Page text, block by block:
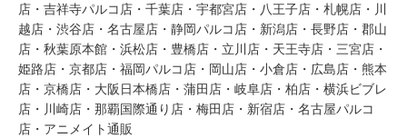
店・吉祥寺パルコ店・千葉店・宇都宮店・八王子店・札幌店・川
越店・渋谷店・名古屋店・静岡パルコ店・新潟店・長野店・郡山
店・秋葉原本館・浜松店・豊橋店・立川店・天王寺店・三宮店・
姫路店・京都店・福岡パルコ店・岡山店・小倉店・広島店・熊本
店・京橋店・大阪日本橋店・蒲田店・岐阜店・柏店・横浜ビブレ
店・川崎店・那覇国際通り店・梅田店・新宿店・名古屋パルコ
店・アニメイト通販